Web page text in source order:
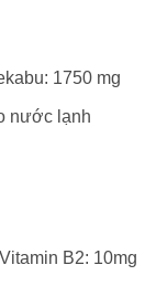
1750 mg
nước lạnh
B2: 10mg